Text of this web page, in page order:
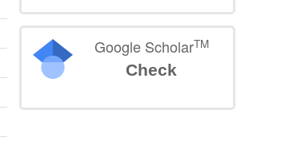
Google ScholarTM
Check